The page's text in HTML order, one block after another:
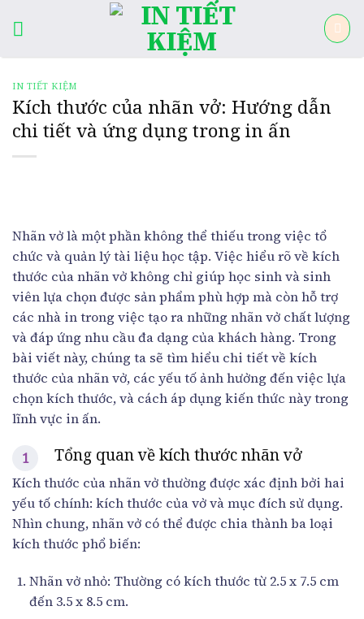
IN TIẾT KIỆM
Kích thước của nhãn vở: Hướng dẫn
chi tiết và ứng dụng trong in ấn
Nhãn vở là một phần không thể thiếu trong việc tổ
chức và quản lý tài liệu học tập. Việc hiểu rõ về kích
thước của nhãn vở không chỉ giúp học sinh và sinh
viên lựa chọn được sản phẩm phù hợp mà còn hỗ trợ
các nhà in trong việc tạo ra những nhãn vở chất lượng
và đáp ứng nhu cầu đa dạng của khách hàng. Trong
bài viết này, chúng ta sẽ tìm hiểu chi tiết về kích
thước của nhãn vở, các yếu tố ảnh hưởng đến việc lựa
chọn kích thước, và cách áp dụng kiến thức này trong
lĩnh vực in ấn.
Tổng quan về kích thước nhãn vở
Kích thước của nhãn vở thường được xác định bởi hai
yếu tố chính: kích thước của vở và mục đích sử dụng.
Nhìn chung, nhãn vở có thể được chia thành ba loại
kích thước phổ biến:
Nhãn vở nhỏ: Thường có kích thước từ 2.5 x 7.5 cm
đến 3.5 x 8.5 cm.